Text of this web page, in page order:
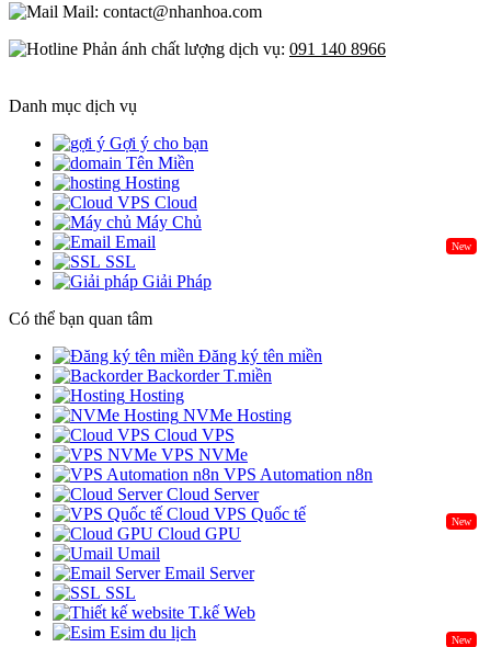
Mail: contact@nhanhoa.com
Phản ánh chất lượng dịch vụ: 091 140 8966
Danh mục dịch vụ
Gợi ý cho bạn
Tên Miền
Hosting
Cloud
Máy Chủ
New
Email
SSL
Giải Pháp
Có thể bạn quan tâm
Đăng ký tên miền
Backorder T.miền
Hosting
NVMe Hosting
Cloud VPS
VPS NVMe
VPS Automation n8n
Cloud Server
Cloud VPS Quốc tế
New
Cloud GPU
Umail
Email Server
SSL
T.kế Web
Esim du lịch
New